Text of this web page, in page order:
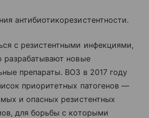
антибиотикорезистентности.
с резистентными инфекциями,
разрабатывают новые
препараты. ВОЗ в 2017 году
приоритетных патогенов —
и опасных резистентных
для борьбы с которыми